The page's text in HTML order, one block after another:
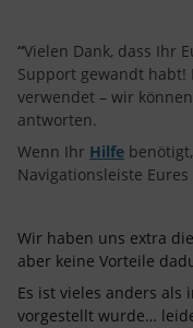
“Vielen Dank, dass Ihr
Support gewandt habt!
verwendet – wir
antworten.
Wenn Ihr Hilfe
Navigationsleiste Eures
Wir haben uns extra
aber keine Vorteile
Es ist vieles anders als
vorgestellt wurde…